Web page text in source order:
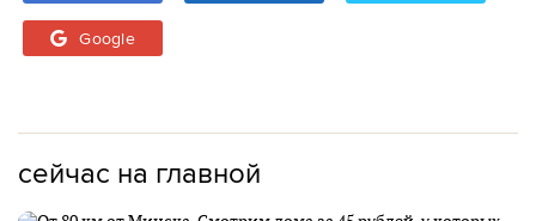
Google
сейчас на главной